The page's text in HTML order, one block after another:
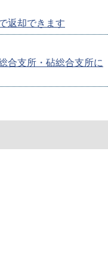
返却できます
合支所・砧総合支所に